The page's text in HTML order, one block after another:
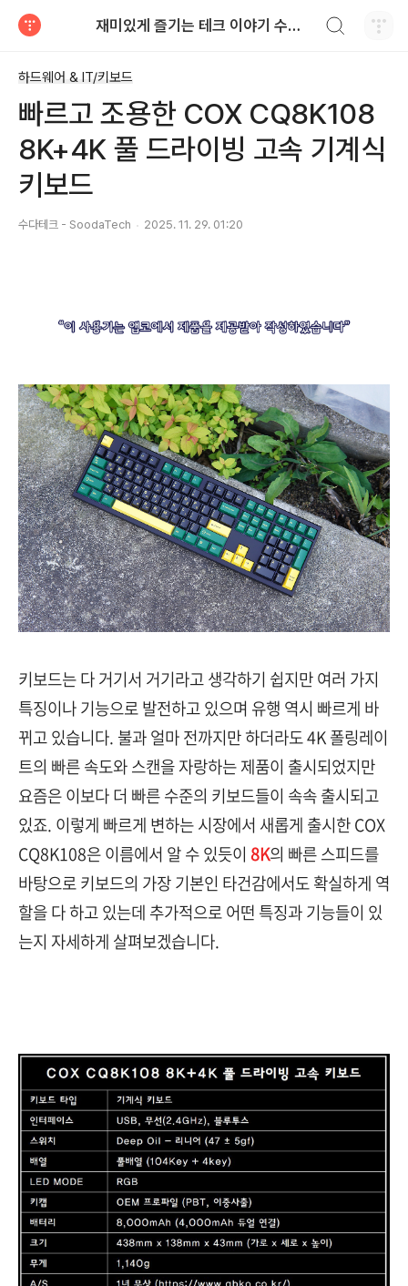
재미있게 즐기는 테크 이야기 수다테크 - SoodaTech
하드웨어 & IT/키보드
빠르고 조용한 COX CQ8K108
8K+4K 풀 드라이빙 고속 기계식
키보드
수다테크 - SoodaTech 2025. 11. 29. 01:20
키보드는 다 거기서 거기라고 생각하기 쉽지만 여러 가지
특징이나 기능으로 발전하고 있으며 유행 역시 빠르게 바
뀌고 있습니다. 불과 얼마 전까지만 하더라도 4K 폴링레이
트의 빠른 속도와 스캔을 자랑하는 제품이 출시되었지만
요즘은 이보다 더 빠른 수준의 키보드들이 속속 출시되고
있죠. 이렇게 빠르게 변하는 시장에서 새롭게 출시한 COX
CQ8K108은 이름에서 알 수 있듯이 8K의 빠른 스피드를
바탕으로 키보드의 가장 기본인 타건감에서도 확실하게 역
할을 다 하고 있는데 추가적으로 어떤 특징과 기능들이 있
는지 자세하게 살펴보겠습니다.